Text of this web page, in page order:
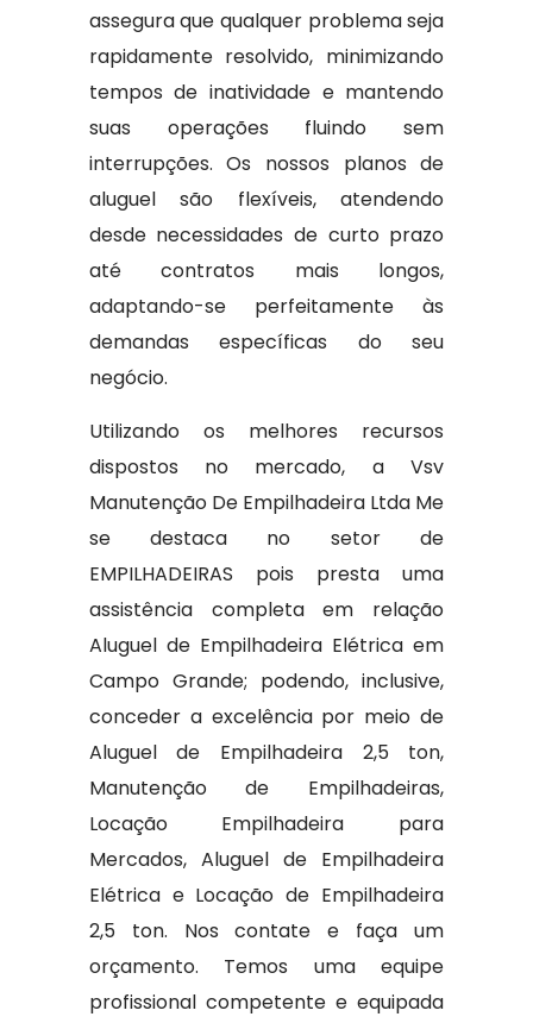
assegura que qualquer problema seja
rapidamente resolvido, minimizando
tempos de inatividade e mantendo
suas operações fluindo sem
interrupções. Os nossos planos de
aluguel são flexíveis, atendendo
desde necessidades de curto prazo
até contratos mais longos,
adaptando-se perfeitamente às
demandas específicas do seu
negócio.
Utilizando os melhores recursos
dispostos no mercado, a Vsv
Manutenção De Empilhadeira Ltda Me
se destaca no setor de
EMPILHADEIRAS pois presta uma
assistência completa em relação
Aluguel de Empilhadeira Elétrica em
Campo Grande; podendo, inclusive,
conceder a excelência por meio de
Aluguel de Empilhadeira 2,5 ton,
Manutenção de Empilhadeiras,
Locação Empilhadeira para
Mercados, Aluguel de Empilhadeira
Elétrica e Locação de Empilhadeira
2,5 ton. Nos contate e faça um
orçamento. Temos uma equipe
profissional competente e equipada